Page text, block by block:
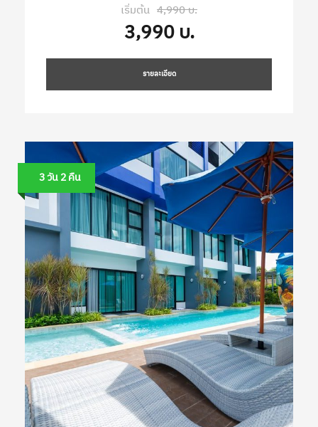
เริ่มต้น 4,990 บ.
3,990 บ.
รายละเอียด
3 วัน 2 คืน